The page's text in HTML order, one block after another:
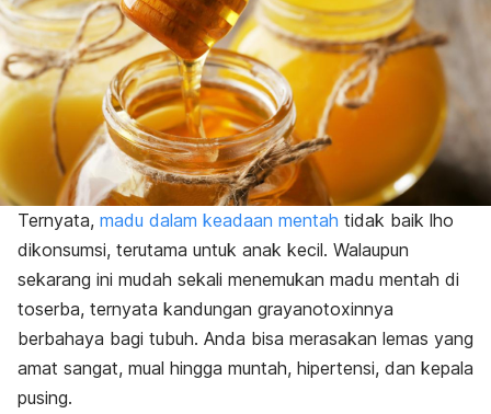
Ternyata, madu dalam keadaan mentah tidak baik lho
dikonsumsi, terutama untuk anak kecil. Walaupun
sekarang ini mudah sekali menemukan madu mentah di
toserba, ternyata kandungan grayanotoxinnya
berbahaya bagi tubuh. Anda bisa merasakan lemas yang
amat sangat, mual hingga muntah, hipertensi, dan kepala
pusing.